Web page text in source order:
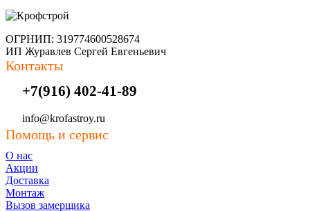
ОГРНИП: 319774600528674
ИП Журавлев Сергей Евгеньевич
Контакты
+7(916) 402-41-89
info@krofastroy.ru
Помощь и сервис
О нас
Акции
Доставка
Монтаж
Вызов замерщика